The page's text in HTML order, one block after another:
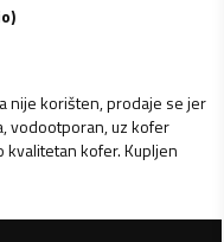
nije korišten, prodaje se jer
vodootporan, uz kofer
kvalitetan kofer. Kupljen